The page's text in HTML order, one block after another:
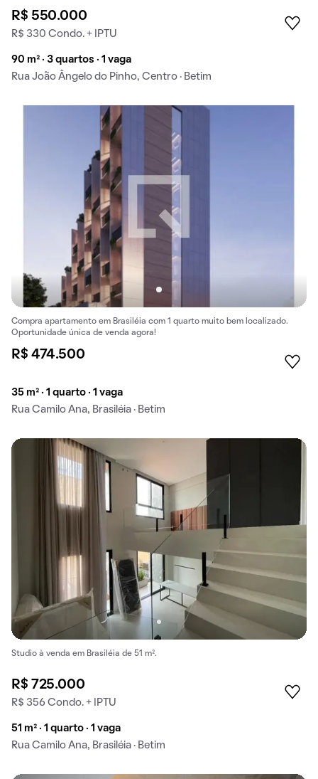
R$ 550.000
R$ 330 Condo. + IPTU
90 m² · 3 quartos · 1 vaga
Rua João Ângelo do Pinho, Centro · Betim
Compra apartamento em Brasiléia com 1 quarto muito bem localizado.
Oportunidade única de venda agora!
R$ 474.500
35 m² · 1 quarto · 1 vaga
Rua Camilo Ana, Brasiléia · Betim
Studio à venda em Brasiléia de 51 m².
R$ 725.000
R$ 356 Condo. + IPTU
51 m² · 1 quarto · 1 vaga
Rua Camilo Ana, Brasiléia · Betim